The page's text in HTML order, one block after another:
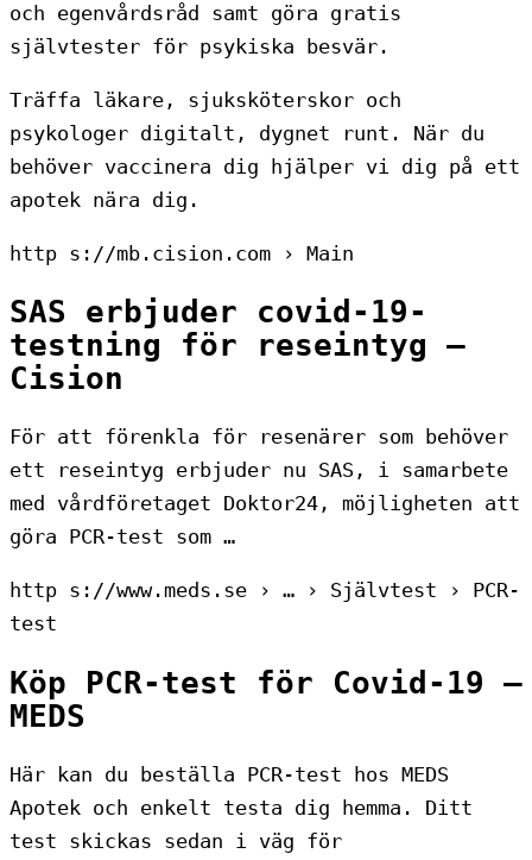
och egenvårdsråd samt göra gratis
självtester för psykiska besvär.
Träffa läkare, sjuksköterskor och
psykologer digitalt, dygnet runt. När du
behöver vaccinera dig hjälper vi dig på ett
apotek nära dig.
http s://mb.cision.com › Main
SAS erbjuder covid-19-
testning för reseintyg –
Cision
För att förenkla för resenärer som behöver
ett reseintyg erbjuder nu SAS, i samarbete
med vårdföretaget Doktor24, möjligheten att
göra PCR-test som …
http s://www.meds.se › … › Självtest › PCR-
test
Köp PCR-test för Covid-19 –
MEDS
Här kan du beställa PCR-test hos MEDS
Apotek och enkelt testa dig hemma. Ditt
test skickas sedan i väg för